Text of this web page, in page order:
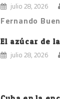
julio 28, 2026
Fernando
El azúcar de
julio 28, 2026